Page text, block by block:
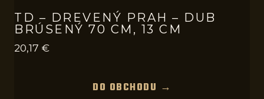
TD – DREVENÝ PRAH – DUB
BRÚSENÝ 70 CM, 13 CM
20,17 €
DO OBCHODU →